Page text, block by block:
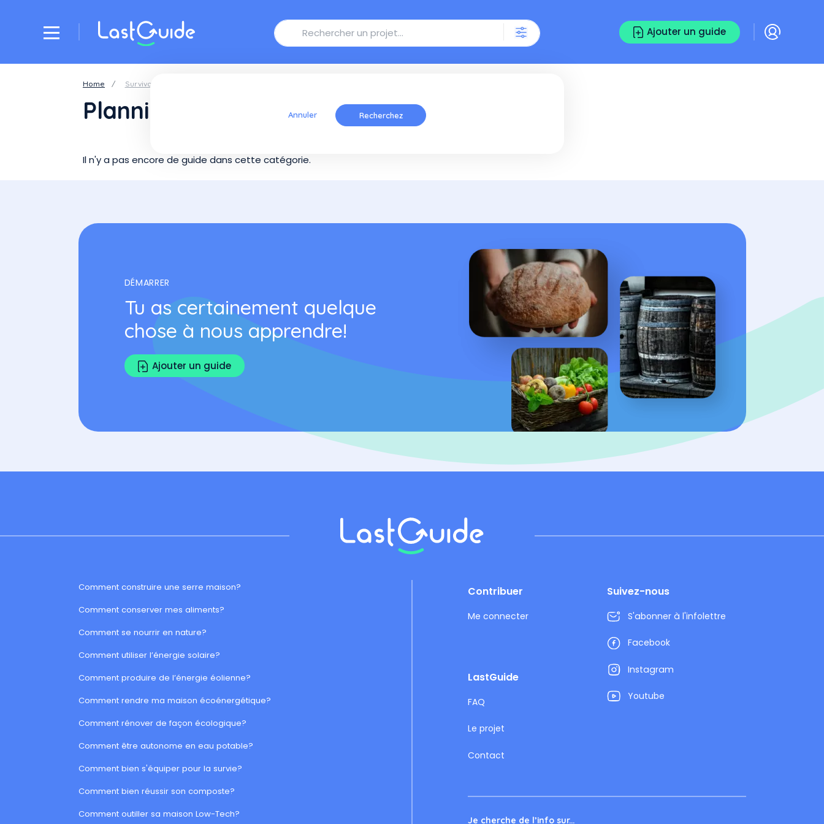
Annuler
Ajouter un guide
Breadcrumb
Home Survivalism
Planning
Il n'y a pas encore de guide dans cette catégorie.
DÉMARRER
Tu as certainement quelque
chose à nous apprendre!
Ajouter un guide
Comment construire une serre maison?
Comment conserver mes aliments?
Comment se nourrir en nature?
Comment utiliser l’énergie solaire?
Comment produire de l’énergie éolienne?
Comment rendre ma maison écoénergétique?
Comment rénover de façon écologique?
Comment être autonome en eau potable?
Comment bien s'équiper pour la survie?
Comment bien réussir son composte?
Comment outiller sa maison Low-Tech?
Footer
Contribuer
Me connecter
LastGuide
FAQ
Le projet
Contact
Suivez-nous
S'abonner à l'infolettre
Facebook
Instagram
Youtube
Je cherche de l’info sur...